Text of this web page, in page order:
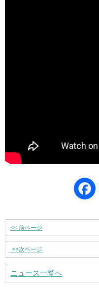
<< 前ページ
>>次ページ
ニュース一覧へ